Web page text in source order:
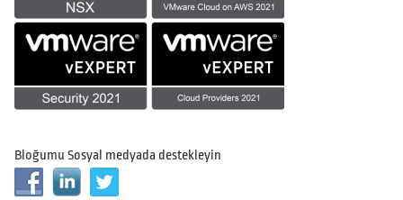
Bloğumu Sosyal medyada destekleyin